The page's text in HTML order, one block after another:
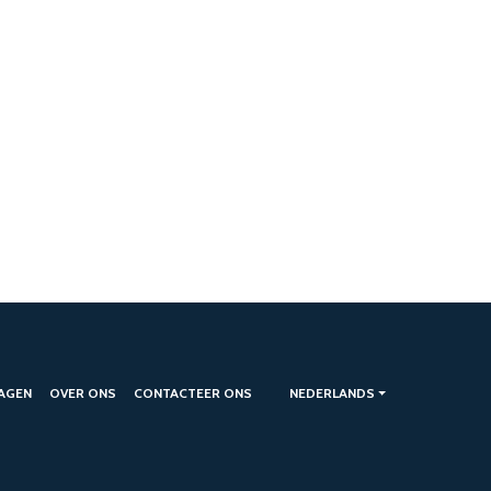
OVER ONS CONTACTEER ONS NEDERLANDS